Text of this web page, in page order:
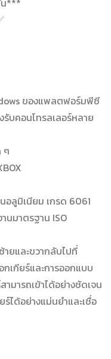
ของแพลตฟอร์มพีซี
รับคอนโทรลเลอร์หลาย
ๆ
อลูมิเนียม เกรด 6061
นมาตรฐาน ISO
ายและขวากลับไปที่
กเกียร์และการออกแบบ
ามารถเข้าได้อย่างชัดเจน
ได้อย่างแม่นยำและเชื่อ